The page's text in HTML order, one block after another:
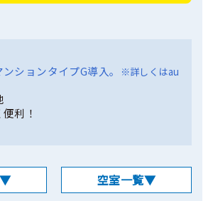
ションタイプG導入。
※詳しくはau
利！
▼ 空室一覧▼